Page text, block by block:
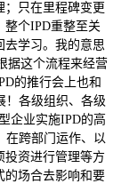
；只在里程碑变更
整个IPD重整至关
去学习。我的意思
据这个流程来经营
的推行会上也和
！各级组织、各级
企业实施IPD的高
在跨部门运作、以
投资进行管理等方
的场合去影响和要